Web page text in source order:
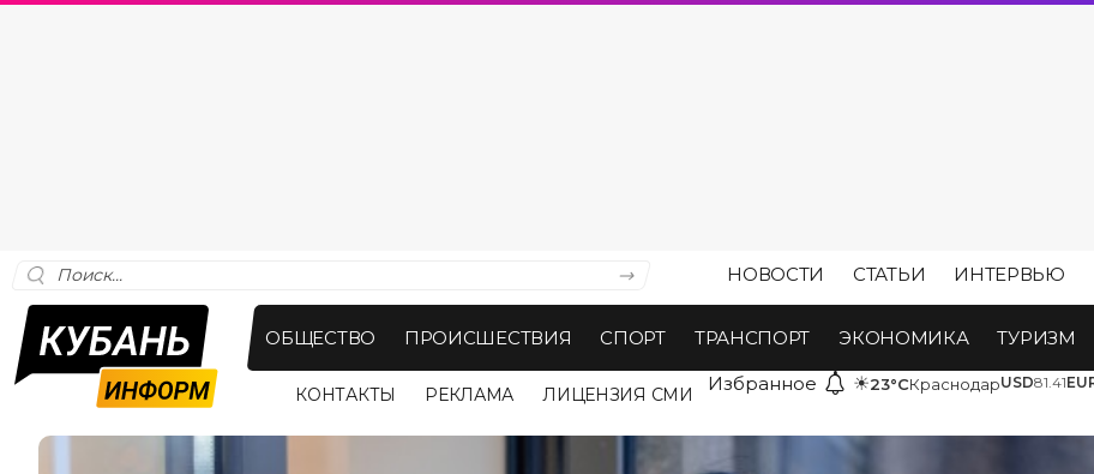
НОВОСТИ СТАТЬИ ИНТЕРВЬЮ
ОБЩЕСТВО ПРОИСШЕСТВИЯ СПОРТ ТРАНСПОРТ ЭКОНОМИКА ТУРИЗМ
КОНТАКТЫ РЕКЛАМА ЛИЦЕНЗИЯ СМИ Избранное ☀23°CКраснодарUSD81.41